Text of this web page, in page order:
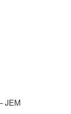
JEM